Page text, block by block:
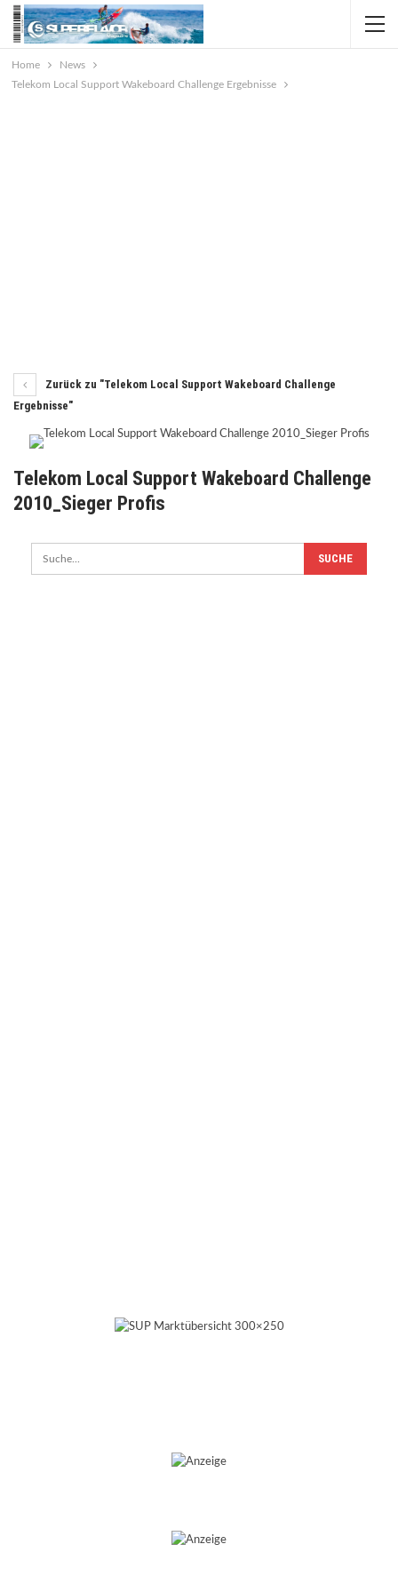
Home
News
Telekom Local Support Wakeboard Challenge Ergebnisse
Zurück zu "Telekom Local Support Wakeboard Challenge
Ergebnisse"
Telekom Local Support Wakeboard Challenge
2010_Sieger Profis